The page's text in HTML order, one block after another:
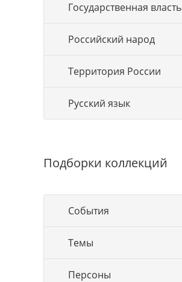
Государственная власть
Российский народ
Территория России
Русский язык
Подборки коллекций
События
Темы
Персоны